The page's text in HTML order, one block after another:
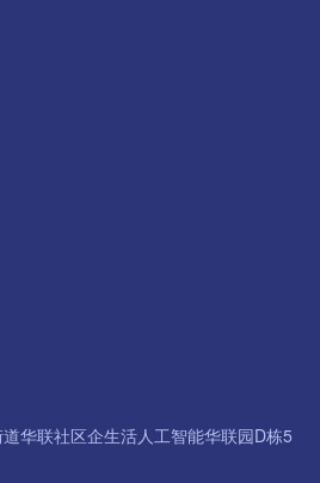
华联社区企生活人工智能华联园D栋5